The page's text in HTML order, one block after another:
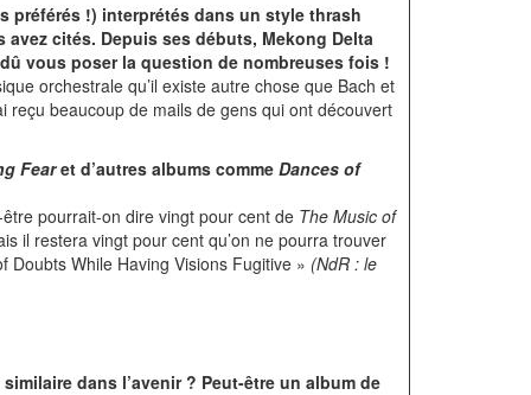
préférés !) interprétés dans un style thrash
cités. Depuis ses débuts, Mekong Delta
vous poser la question de nombreuses fois !
orchestrale qu’il existe autre chose que Bach et
reçu beaucoup de mails de gens qui ont découvert
Fearet d’autres albums comme Dances of
pourrait-on dire vingt pour cent de The Music of
il restera vingt pour cent qu’on ne pourra trouver
While Having Visions Fugitive » (NdR : le
dans l’avenir ? Peut-être un album de